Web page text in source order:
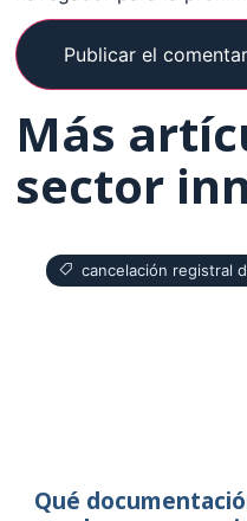
Más
sector
cancelación registral
Qué